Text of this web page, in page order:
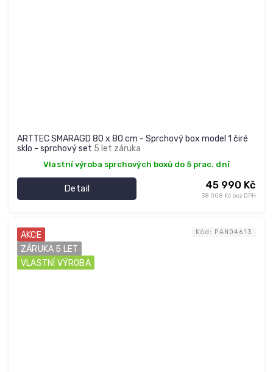
ARTTEC SMARAGD 80 x 80 cm - Sprchový box model 1 čiré
sklo - sprchový set 5 let záruka
Vlastní výroba sprchových boxů do 5 prac. dní
38 008 Kč bez DPH
45 990 Kč
Detail
AKCE
ZÁRUKA 5 LET
VLASTNÍ VÝROBA
Kód: PAN04613